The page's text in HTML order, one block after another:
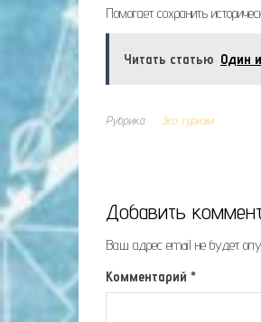
Помогает сохранить
Читать статью Один
Рубрика Эко туризм
Добавить
Ваш адрес email не будет
Комментарий *